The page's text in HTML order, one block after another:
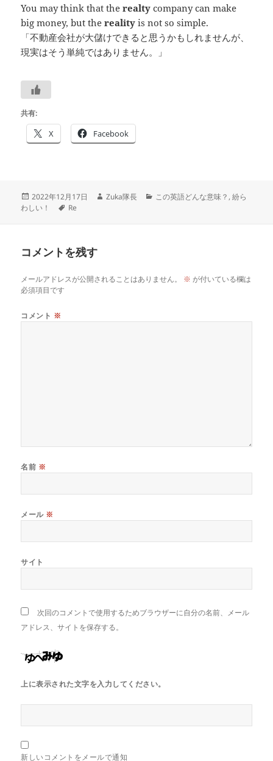
You may think that therealty company can make
big money, but thereality is not so simple.
「不動産会社が大儲けできると思うかもしれませんが、
現実はそう単純ではありません。」
共有:
X Facebook
投
稿
2022年12月17日
作
Zuka隊長
カ
この英語どんな意味？ ,紛ら
わしい！
タ
Re
コメントを残す
メールアドレスが公開されることはありません。 ※ が付いている欄は
必須項目です
コメント ※
名前 ※
メール ※
サイト
次回のコメントで使用するためブラウザーに自分の名前、メール
アドレス、サイトを保存する。
上に表示された文字を入力してください。
新しいコメントをメールで通知